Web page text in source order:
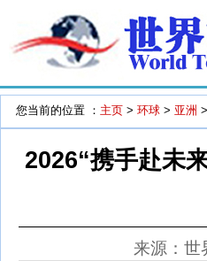
您当前的位置 ： 主页 > 环球 > 亚洲 >
2026“携手赴未
来源：世